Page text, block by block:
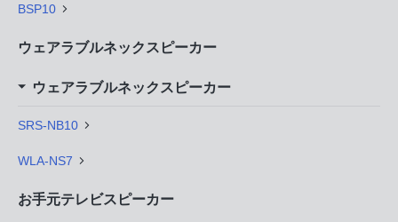
BSP10
ウェアラブルネックスピーカー
ウェアラブルネックスピーカー
SRS-NB10
WLA-NS7
お手元テレビスピーカー